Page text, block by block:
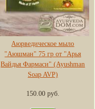
Аюрведическое мыло
"Аюшман" 75 гр от "Арья
Вайдья Фармаси" (Ayushman
Soap AVP)
150.00 руб.